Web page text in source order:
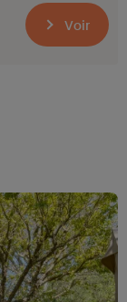
Voir